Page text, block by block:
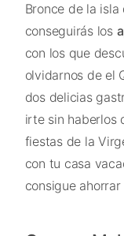
Bronce de la isla
conseguirás los
con los que
olvidarnos de el
dos delicias
irte sin haberlos
fiestas de la
con tu casa
consigue